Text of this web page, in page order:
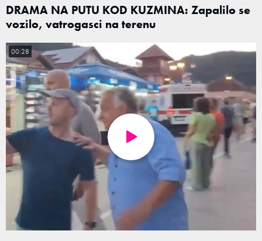
DRAMA NA PUTU KOD KUZMINA: Zapalilo se
vozilo, vatrogasci na terenu
00:28